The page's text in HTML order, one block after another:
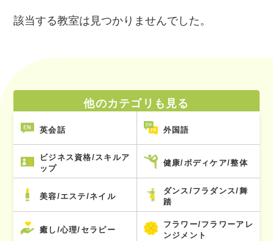
該当する教室は見つかりませんでした。
他のカテゴリも見る
英会話 外国語
ビジネス資格/スキルア
ップ
健康/ボディケア/整体
美容/エステ/ネイル
ダンス/フラダンス/舞
踏
癒し/心理/セラピー
フラワー/フラワーアレ
ンジメント